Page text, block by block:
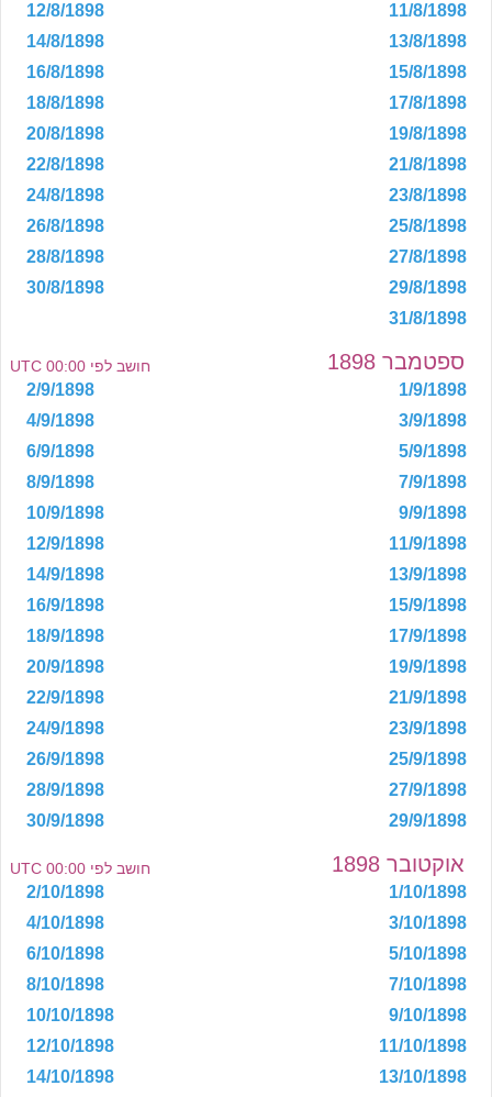
11/8/1898
12/8/1898
13/8/1898
14/8/1898
15/8/1898
16/8/1898
17/8/1898
18/8/1898
19/8/1898
20/8/1898
21/8/1898
22/8/1898
23/8/1898
24/8/1898
25/8/1898
26/8/1898
27/8/1898
28/8/1898
29/8/1898
30/8/1898
31/8/1898
ספטמבר 1898 חושב לפי 00:00 UTC
1/9/1898
2/9/1898
3/9/1898
4/9/1898
5/9/1898
6/9/1898
7/9/1898
8/9/1898
9/9/1898
10/9/1898
11/9/1898
12/9/1898
13/9/1898
14/9/1898
15/9/1898
16/9/1898
17/9/1898
18/9/1898
19/9/1898
20/9/1898
21/9/1898
22/9/1898
23/9/1898
24/9/1898
25/9/1898
26/9/1898
27/9/1898
28/9/1898
29/9/1898
30/9/1898
אוקטובר 1898 חושב לפי 00:00 UTC
1/10/1898
2/10/1898
3/10/1898
4/10/1898
5/10/1898
6/10/1898
7/10/1898
8/10/1898
9/10/1898
10/10/1898
11/10/1898
12/10/1898
13/10/1898
14/10/1898